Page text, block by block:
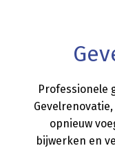
Professionele
opnieuw
bijwerken en